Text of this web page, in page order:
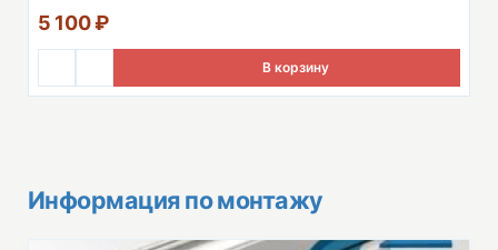
5 100₽
В корзину
Информация по монтажу